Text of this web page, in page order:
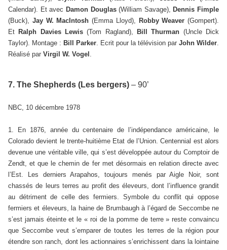
Calendar). Et avec Damon Douglas(William Savage),Dennis Fimple
(Buck), Jay W. MacIntosh (Emma Lloyd), Robby Weaver (Gompert).
EtRalph Davies Lewis(Tom Ragland),Bill Thurman (Uncle Dick
Taylor). Montage : Bill Parker . Ecrit pour la télévision par John Wilder
Réalisé par Virgil W. Vogel
7. The Shepherds (Les bergers) – 90’
NBC, 10 décembre 1978
1. En 1876, année du centenaire de l’indépendance américaine, le
Colorado devient le trente-huitième Etat de l’Union. Centennial est alors
devenue une véritable ville, qui s’est développée autour du Comptoir de
Zendt, et que le chemin de fer met désormais en relation directe avec
l’Est. Les derniers Arapahos, toujours menés par Aigle Noir, sont
chassés de leurs terres au profit des éleveurs, dont l’influence grandit
au détriment de celle des fermiers. Symbole du conflit qui oppose
fermiers et éleveurs, la haine de Brumbaugh à l’égard de Seccombe ne
s’est jamais éteinte et le « roi de la pomme de terre » reste convaincu
que Seccombe veut s’emparer de toutes les terres de la région pour
étendre son ranch, dont les actionnaires s’enrichissent dans la lointaine